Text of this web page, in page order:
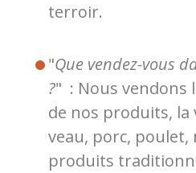
terroir.
"Que vendez-vous
?" : Nous
de nos produits, la
veau, porc,
produits